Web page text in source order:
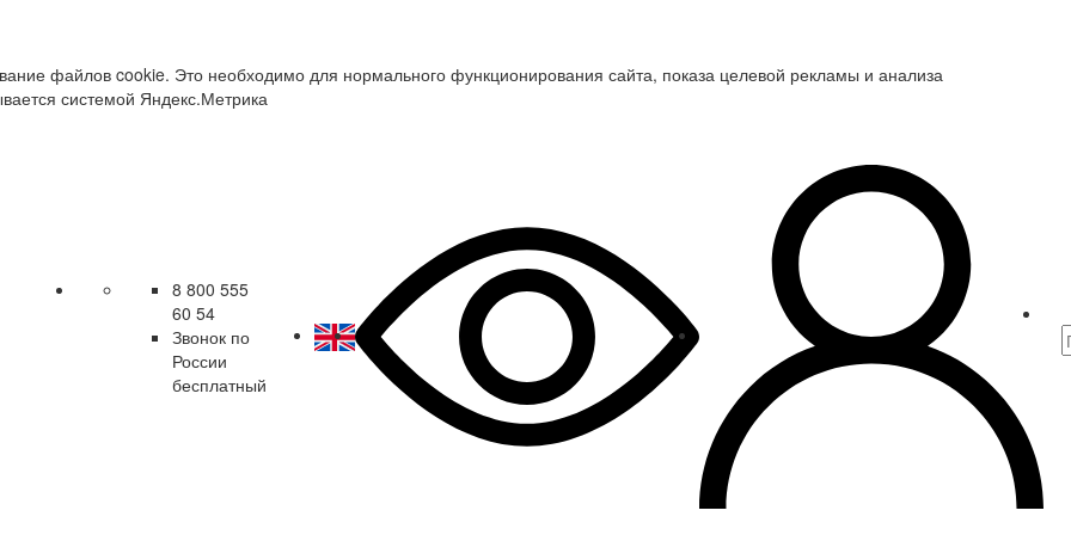
файлов cookie. Это необходимо для нормального функционирования сайта, показа целевой рекламы и анализа
системой Яндекс.Метрика
8 800 555
60 54
Звонок по
России
бесплатный